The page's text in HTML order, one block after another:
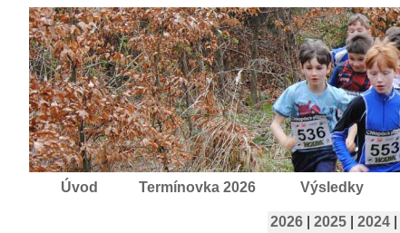
Úvod Termínovka 2026 Výsledky
2026 2025 2024